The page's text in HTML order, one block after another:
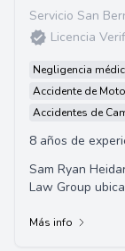
Servicio San
Licencia
Negligencia
Accidente de
Accidentes de
8 años de
Sam Ryan
Law Group
Más info